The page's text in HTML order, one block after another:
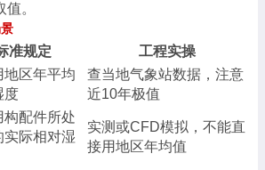
。
准规定 工程实操
地区年平均
度
查当地气象站数据，注意
近10年极值
构配件所处
实际相对湿
实测或CFD模拟，不能直
接用地区年均值